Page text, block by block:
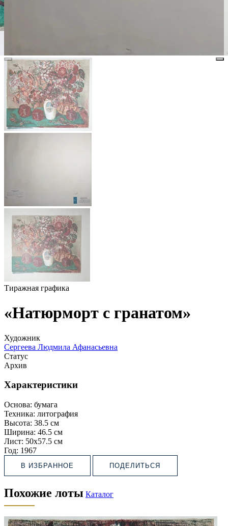
Тиражная графика
«Натюрморт с гранатом»
Художник
Сергеева Людмила Афанасьевна
Статус
Архив
Характеристики
Основа: бумага
Техника: литография
Высота: 38.5 см
Ширина: 46.5 см
Лист: 50х57.5 см
Год: 1967
В ИЗБРАННОЕ ПОДЕЛИТЬСЯ
Похожие лоты Каталог